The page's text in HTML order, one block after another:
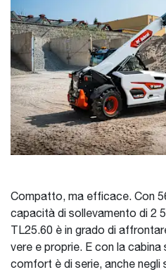
Compatto, ma efficace. Con
capacità di sollevamento di 2
TL25.60 è in grado di
vere e proprie. E con la cabina
comfort è di serie, anche negli